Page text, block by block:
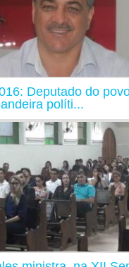
Deputado do
políti...